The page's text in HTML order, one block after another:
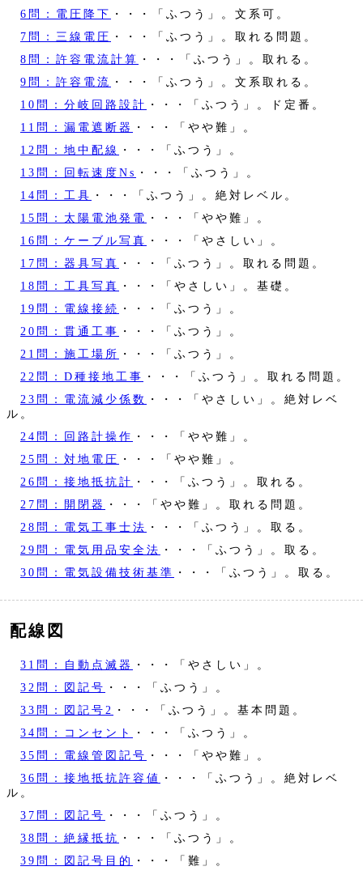
6問：電圧降下 ・・・「ふつう」。文系可。
7問：三線電圧 ・・・「ふつう」。取れる問題。
8問：許容電流計算 ・・・「ふつう」。取れる。
9問：許容電流 ・・・「ふつう」。文系取れる。
10問：分岐回路設計 ・・・「ふつう」。ド定番。
11問：漏電遮断器
・・・「やや難」。
12問：地中配線
・・・「ふつう」。
13問：回転速度Ns ・・・「ふつう」。
14問：工具 ・・・「ふつう」。絶対レベル。
15問：太陽電池発電 ・・・「やや難」。
16問：ケーブル写真 ・・・「やさしい」。
17問：器具写真 ・・・「ふつう」。取れる問題。
18問：工具写真 ・・・「やさしい」。基礎。
19問：電線接続 ・・・「ふつう」。
20問：貫通工事 ・・・「ふつう」。
21問：施工場所 ・・・「ふつう」。
22問：D種接地工事 ・・・「ふつう」。取れる問題。
23問：電流減少係数
・・・「やさしい」。絶対レベ
ル。
24問：回路計操作 ・・・「やや難」。
25問：対地電圧 ・・・「やや難」。
26問：接地抵抗計 ・・・「ふつう」。取れる。
27問：開閉器
・・・「やや難」。取れる問題。
28問：電気工事士法 ・・・「ふつう」。取る。
29問：電気用品安全法 ・・・「ふつう」。取る。
30問：電気設備技術基準 ・・・「ふつう」。取る。
配線図
31問：自動点滅器
・・・「やさしい」。
32問：図記号 ・・・「ふつう」。
33問：図記号2
・・・「ふつう」。基本問題。
34問：コンセント
・・・「ふつう」。
35問：電線管図記号 ・・・「やや難」。
36問：接地抵抗許容値
・・・「ふつう」。絶対レベ
ル。
37問：図記号 ・・・「ふつう」。
38問：絶縁抵抗 ・・・「ふつう」。
39問：図記号目的
・・・「難」。